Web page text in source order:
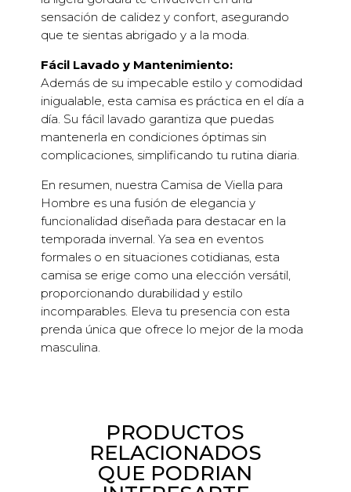
sensación de calidez y confort, asegurando
que te sientas abrigado y a la moda.
Fácil Lavado y Mantenimiento:
Además de su impecable estilo y comodidad
inigualable, esta camisa es práctica en el día a
día. Su fácil lavado garantiza que puedas
mantenerla en condiciones óptimas sin
complicaciones, simplificando tu rutina diaria.
En resumen, nuestra Camisa de Viella para
Hombre es una fusión de elegancia y
funcionalidad diseñada para destacar en la
temporada invernal. Ya sea en eventos
formales o en situaciones cotidianas, esta
camisa se erige como una elección versátil,
proporcionando durabilidad y estilo
incomparables. Eleva tu presencia con esta
prenda única que ofrece lo mejor de la moda
masculina.
PRODUCTOS
RELACIONADOS
QUE PODRIAN